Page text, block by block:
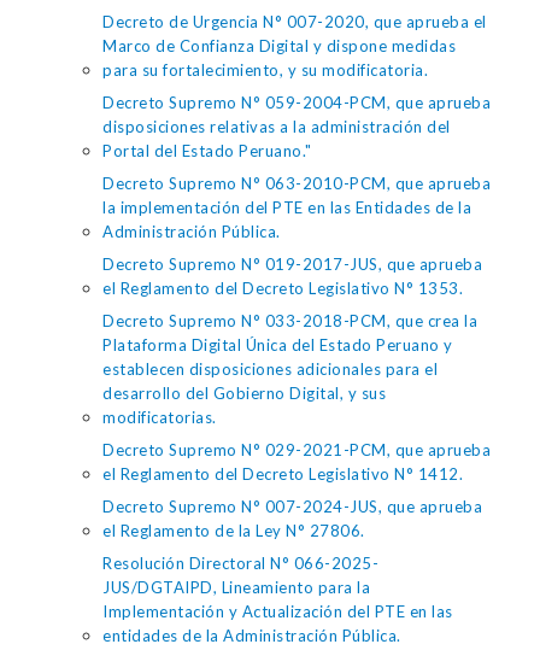
Decreto de Urgencia N° 007-2020, que aprueba el
Marco de Confianza Digital y dispone medidas
para su fortalecimiento, y su modificatoria.
Decreto Supremo N° 059-2004-PCM, que aprueba
disposiciones relativas a la administración del
Portal del Estado Peruano."
Decreto Supremo N° 063-2010-PCM, que aprueba
la implementación del PTE en las Entidades de la
Administración Pública.
Decreto Supremo N° 019-2017-JUS, que aprueba
el Reglamento del Decreto Legislativo N° 1353.
Decreto Supremo N° 033-2018-PCM, que crea la
Plataforma Digital Única del Estado Peruano y
establecen disposiciones adicionales para el
desarrollo del Gobierno Digital, y sus
modificatorias.
Decreto Supremo N° 029-2021-PCM, que aprueba
el Reglamento del Decreto Legislativo N° 1412.
Decreto Supremo N° 007-2024-JUS, que aprueba
el Reglamento de la Ley N° 27806.
Resolución Directoral N° 066-2025-
JUS/DGTAIPD, Lineamiento para la
Implementación y Actualización del PTE en las
entidades de la Administración Pública.